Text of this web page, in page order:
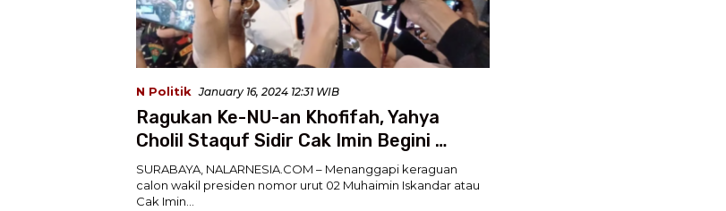
N Politik January 16, 2024 12:31 WIB
Ragukan Ke-NU-an Khofifah, Yahya
Cholil Staquf Sidir Cak Imin Begini …
SURABAYA, NALARNESIA.COM – Menanggapi keraguan
calon wakil presiden nomor urut 02 Muhaimin Iskandar atau
Cak Imin…